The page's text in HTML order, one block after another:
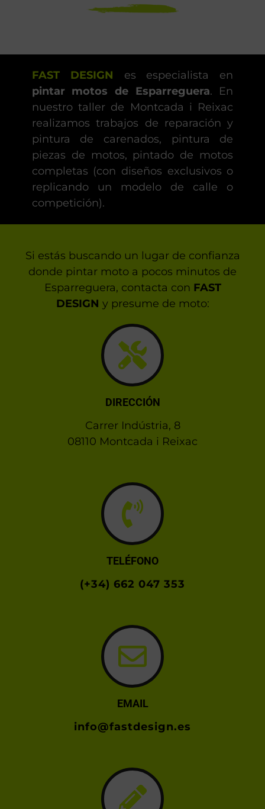
FAST DESIGN es especialista en
pintar motos de Esparreguera. En
nuestro taller de Montcada i Reixac
realizamos trabajos de reparación y
pintura de carenados, pintura de
piezas de motos, pintado de motos
completas (con diseños exclusivos o
replicando un modelo de calle o
competición).
Si estás buscando un lugar de confianza
donde pintar moto a pocos minutos de
Esparreguera, contacta con FAST
DESIGN y presume de moto:
DIRECCIÓN
Carrer Indústria, 8
08110 Montcada i Reixac
TELÉFONO
(+34) 662 047 353
EMAIL
info@fastdesign.es